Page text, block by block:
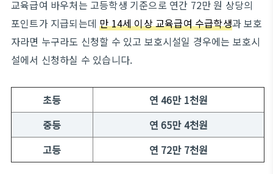
교육급여 바우처는 고등학생 기준으로 연간 72만 원 상당의
포인트가 지급되는데만 14세 이상 교육급여 수급학생과 보호
자라면 누구라도 신청할 수 있고 보호시설일 경우에는 보호시
설에서 신청하실 수 있습니다.
초등
연 46만 1천원
중등
연 65만 4천원
고등
연 72만 7천원